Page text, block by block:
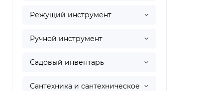
Режущий инструмент
Ручной инструмент
Садовый инвентарь
Сантехника и сантехническое